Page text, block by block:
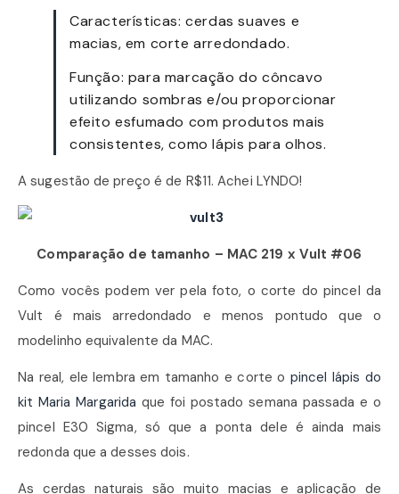
Características: cerdas suaves e
macias, em corte arredondado.
Função: para marcação do côncavo
utilizando sombras e/ou proporcionar
efeito esfumado com produtos mais
consistentes, como lápis para olhos.
A sugestão de preço é de R$11. Achei LYNDO!
Comparação de tamanho – MAC 219 x Vult #06
Como vocês podem ver pela foto, o corte do pincel da
Vult é mais arredondado e menos pontudo que o
modelinho equivalente da MAC.
Na real, ele lembra em tamanho e corte o pincel lápis do
kit Maria Margarida que foi postado semana passada e o
pincel E30 Sigma, só que a ponta dele é ainda mais
redonda que a desses dois.
As cerdas naturais são muito macias e aplicação de